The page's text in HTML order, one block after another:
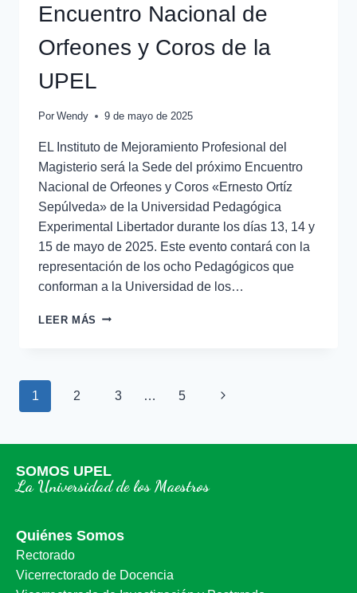
Encuentro Nacional de
Orfeones y Coros de la
UPEL
Por Wendy 9 de mayo de 2025
EL Instituto de Mejoramiento Profesional del
Magisterio será la Sede del próximo Encuentro
Nacional de Orfeones y Coros «Ernesto Ortíz
Sepúlveda» de la Universidad Pedagógica
Experimental Libertador durante los días 13, 14 y
15 de mayo de 2025. Este evento contará con la
representación de los ocho Pedagógicos que
conforman a la Universidad de los…
LEER MÁS
1 2 3 … 5
SOMOS UPEL
La Universidad de los Maestros
Quiénes Somos
Rectorado
Vicerrectorado de Docencia